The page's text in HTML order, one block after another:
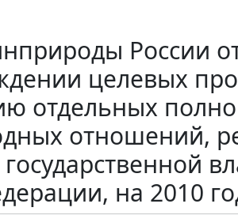
России
целевых
отдельных
отношений,
на 2010